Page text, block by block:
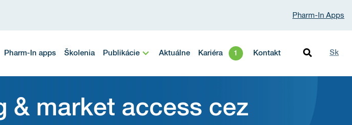
Pharm-In Apps
Pharm-In apps Školenia Publikácie Aktuálne Kariéra Kontakt Sk
& market access cez